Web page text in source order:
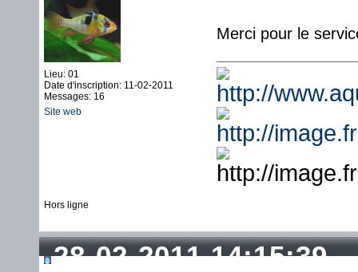
Lieu: 01
Date d'inscription: 11-02-2011
Messages: 16
Site web
Merci pour le
Hors ligne
28-02-2011 14:15:39